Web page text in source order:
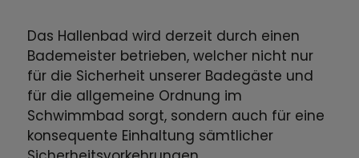
Das Hallenbad wird derzeit durch einen
Bademeister betrieben, welcher nicht nur
für die Sicherheit unserer Badegäste und
für die allgemeine Ordnung im
Schwimmbad sorgt, sondern auch für eine
konsequente Einhaltung sämtlicher